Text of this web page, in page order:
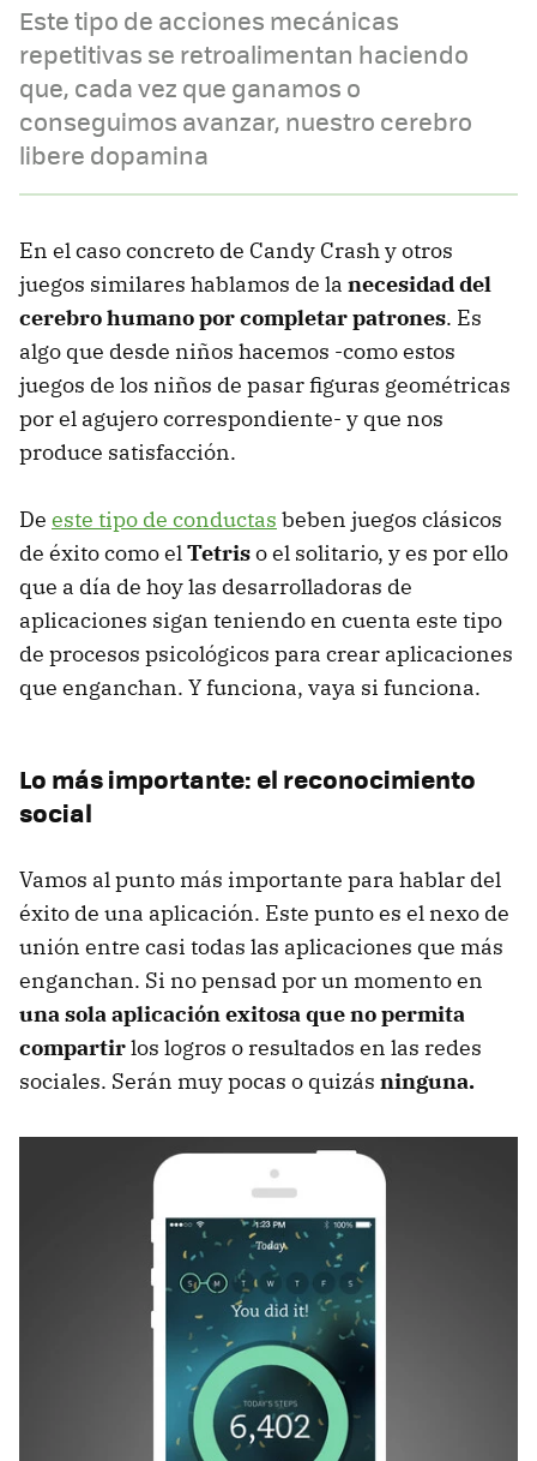
Este tipo de acciones mecánicas
repetitivas se retroalimentan haciendo
que, cada vez que ganamos o
conseguimos avanzar, nuestro cerebro
libere dopamina
En el caso concreto de Candy Crash y otros
juegos similares hablamos de la necesidad del
cerebro humano por completar patrones. Es
algo que desde niños hacemos -como estos
juegos de los niños de pasar figuras geométricas
por el agujero correspondiente- y que nos
produce satisfacción.
De este tipo de conductas beben juegos clásicos
de éxito como el Tetriso el solitario, y es por ello
que a día de hoy las desarrolladoras de
aplicaciones sigan teniendo en cuenta este tipo
de procesos psicológicos para crear aplicaciones
que enganchan. Y funciona, vaya si funciona.
Lo más importante: el reconocimiento
social
Vamos al punto más importante para hablar del
éxito de una aplicación. Este punto es el nexo de
unión entre casi todas las aplicaciones que más
enganchan. Si no pensad por un momento en
una sola aplicación exitosa que no permita
compartirlos logros o resultados en las redes
sociales. Serán muy pocas o quizás ninguna.